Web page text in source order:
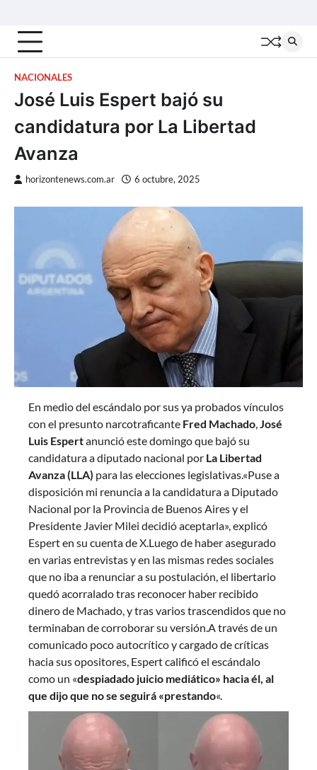
content
NACIONALES
José Luis Espert bajó su
candidatura por La Libertad
Avanza
horizontenews.com.ar 6 octubre, 2025
En medio del escándalo por sus ya probados vínculos
con el presunto narcotraficante Fred Machado,José
Luis Espertanunció este domingo que bajó su
candidatura a diputado nacional por La Libertad
Avanza (LLA) para las elecciones legislativas.«Puse a
disposición mi renuncia a la candidatura a Diputado
Nacional por la Provincia de Buenos Aires y el
Presidente Javier Milei decidió aceptarla», explicó
Espert en su cuenta de X.Luego de haber asegurado
en varias entrevistas y en las mismas redes sociales
que no iba a renunciar a su postulación, el libertario
quedó acorralado tras reconocer haber recibido
dinero de Machado, y tras varios trascendidos que no
terminaban de corroborar su versión.A través de un
comunicado poco autocrítico y cargado de críticas
hacia sus opositores, Espert calificó el escándalo
como un «despiadado juicio mediático» hacia él, al
que dijo que no se seguirá «prestando«.